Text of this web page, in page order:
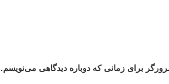
برای زمانی که دوباره دیدگاهی می‌نویسم.